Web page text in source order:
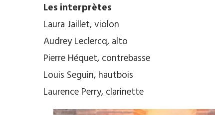
Les interprètes
Laura Jaillet, violon
Audrey Leclercq, alto
Pierre Héquet, contrebasse
Louis Seguin, hautbois
Laurence Perry, clarinette